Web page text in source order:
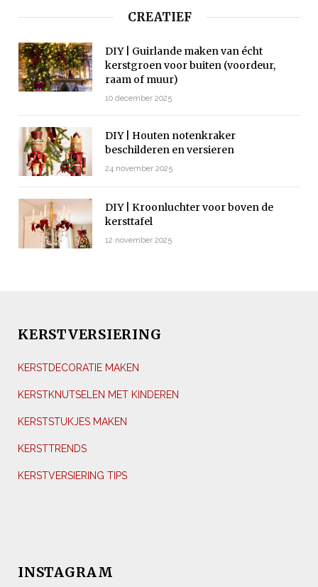
CREATIEF
DIY | Guirlande maken van écht
kerstgroen voor buiten (voordeur,
raam of muur)
10 december 2025
DIY | Houten notenkraker
beschilderen en versieren
24 november 2025
DIY | Kroonluchter voor boven de
kersttafel
12 november 2025
KERSTVERSIERING
KERSTDECORATIE MAKEN
KERSTKNUTSELEN MET KINDEREN
KERSTSTUKJES MAKEN
KERSTTRENDS
KERSTVERSIERING TIPS
INSTAGRAM